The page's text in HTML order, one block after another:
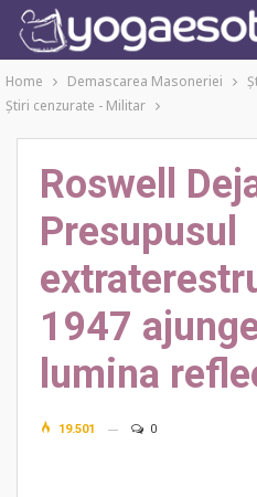
Home Demascarea Masoneriei
Ştiri cenzurate - Militar
Roswell
Presupusul
1947
lumina
19.501 0